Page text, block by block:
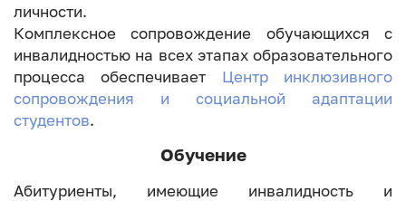
личности.
Комплексное сопровождение обучающихся с
инвалидностью на всех этапах образовательного
процесса обеспечивает Центр инклюзивного
сопровождения и социальной адаптации
студентов.
Обучение
Абитуриенты, имеющие инвалидность и